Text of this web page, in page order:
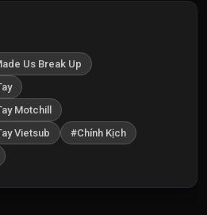
Us Break Up
Motchill
Vietsub
#Chính Kịch